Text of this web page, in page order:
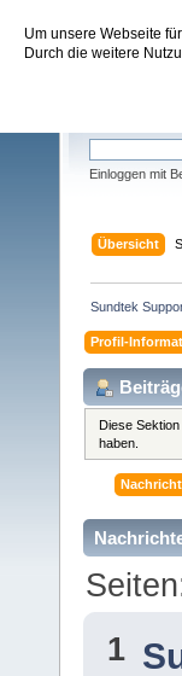
Um unsere Webseite
Durch die weitere
Einloggen mit
Übersicht
Sundtek
Profil-
Diese
haben.
1